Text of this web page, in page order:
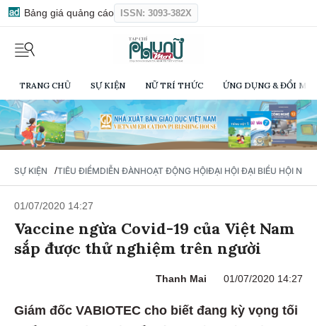
Bảng giá quảng cáo ISSN: 3093-382X
TRANG CHỦ SỰ KIỆN NỮ TRÍ THỨC ỨNG DỤNG & ĐỔI
SỰ KIỆN / TIÊU ĐIỂMDIỄN ĐÀNHOẠT ĐỘNG HỘIĐẠI HỘI ĐẠI BIỂU HỘI NỮ
01/07/2020 14:27
Vaccine ngừa Covid-19 của Việt Nam
sắp được thử nghiệm trên người
Thanh Mai 01/07/2020 14:27
Giám đốc VABIOTEC cho biết đang kỳ vọng tối